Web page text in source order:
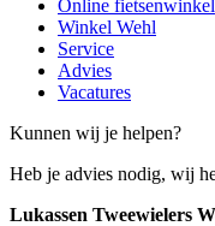
Online fietsenwinkel
Winkel Wehl
Service
Advies
Vacatures
Kunnen wij je helpen?
Heb je advies nodig, wij
Lukassen Tweewielers